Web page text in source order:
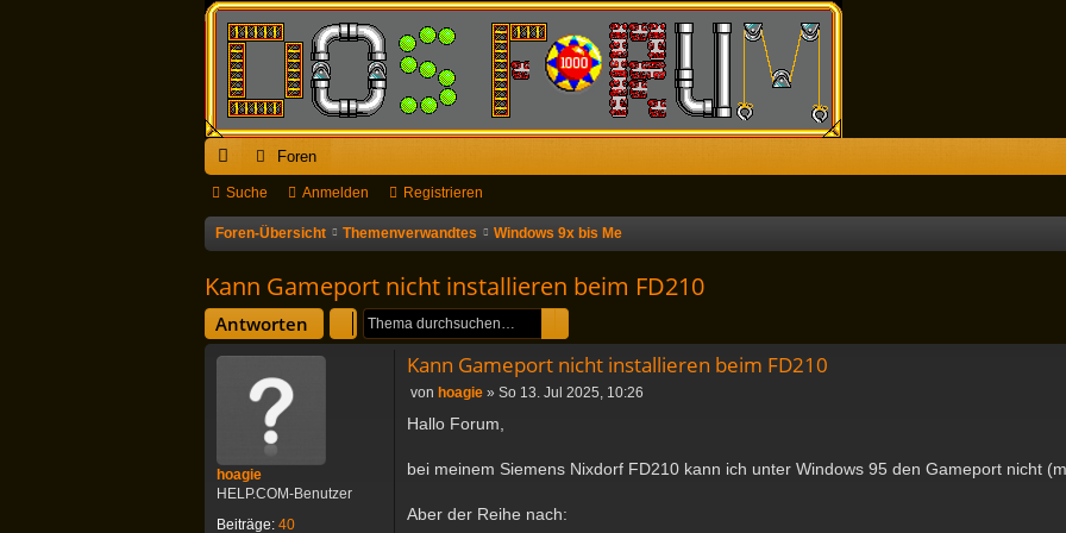
ch
ne
ug
riff
Foren
Suche Anmelden Registrieren
Foren-Übersicht Themenverwandtes Windows 9x bis Me
Kann Gameport nicht installieren beim FD210
Antworten
hoagie
HELP.COM-Benutzer
Beiträge: 40
Kann Gameport nicht installieren beim FD210
B
i
r
g
von hoagie » So 13. Jul 2025, 10:26
Hallo Forum,
bei meinem Siemens Nixdorf FD210 kann ich unter Windows 95 den Gameport nicht
Aber der Reihe nach: